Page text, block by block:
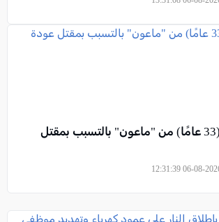
اتهام مستوطن (33 عامًا) من "ماعون" بالتسبب بمقتل